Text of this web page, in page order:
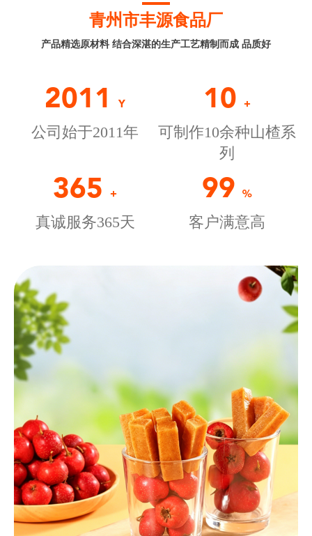
青州市丰源食品厂
产品精选原材料 结合深湛的生产工艺精制而成 品质好
2011 Y
公司始于2011年
10 +
可制作10余种山楂系
列
365 +
真诚服务365天
99 %
客户满意高